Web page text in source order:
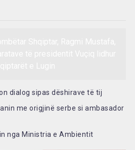
dialog sipas dëshirave të tij
me origjinë serbe si ambasador
nga Ministria e Ambientit